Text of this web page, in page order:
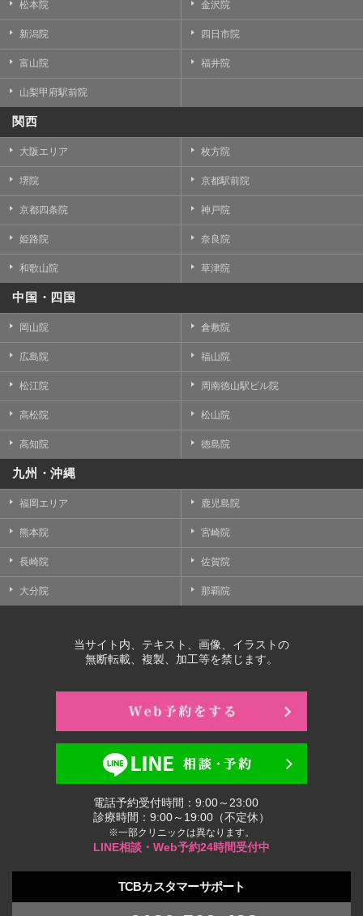
松本院 金沢院
新潟院 四日市院
富山院 福井院
山梨甲府駅前院
関西
大阪エリア 枚方院
堺院 京都駅前院
京都四条院 神戸院
姫路院 奈良院
和歌山院 草津院
中国・四国
岡山院 倉敷院
広島院 福山院
松江院 周南徳山駅ビル院
高松院 松山院
高知院 徳島院
九州・沖縄
福岡エリア 鹿児島院
熊本院 宮崎院
長崎院 佐賀院
大分院 那覇院
当サイト内、テキスト、画像、イラストの
無断転載、複製、加工等を禁じます。
電話予約受付時間：9:00～23:00
診療時間：9:00～19:00（不定休）
※一部クリニックは異なります。
LINE相談・Web予約24時間受付中
TCBカスタマーサポート